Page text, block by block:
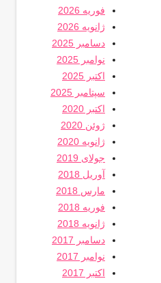
فوریه 2026
ژانویه 2026
دسامبر 2025
نوامبر 2025
اکتبر 2025
سپتامبر 2025
اکتبر 2020
ژوئن 2020
ژانویه 2020
جولای 2019
آوریل 2018
مارس 2018
فوریه 2018
ژانویه 2018
دسامبر 2017
نوامبر 2017
اکتبر 2017